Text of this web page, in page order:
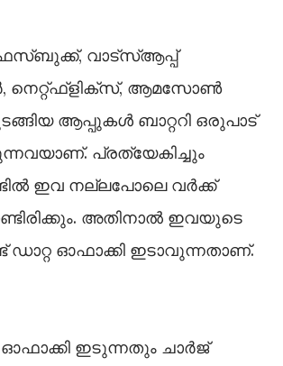
ഫേസ്ബുക്ക്, വാട്‌സ്ആപ്പ്
നെറ്റ്ഫ്‌ളിക്‌സ്, ആമസോൺ
ആപ്പുകൾ ബാറ്ററി ഒരുപാട്
പ്രത്യേകിച്ചും
ഇവ നല്ലപോലെ വർക്ക്
അതിനാൽ ഇവയുടെ
ഡാറ്റ ഓഫാക്കി ഇടാവുന്നതാണ്.
ഇടുന്നതും ചാർജ്